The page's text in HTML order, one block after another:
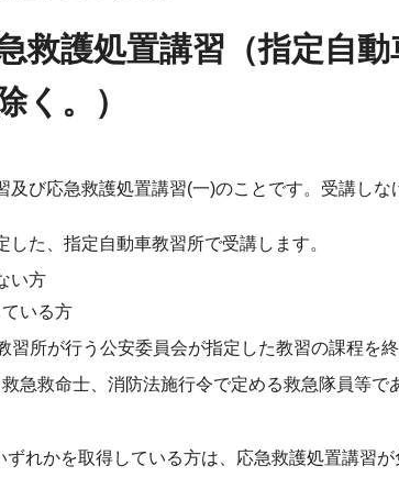
救護処置講習（指定自動
く。）
及び応急救護処置講習(一)のことです。受講し
した、指定自動車教習所で受講します。
い方
いる方
習所が行う公安委員会が指定した教習の課程を
急救命士、消防法施行令で定める救急隊員等で
れかを取得している方は、応急救護処置講習が